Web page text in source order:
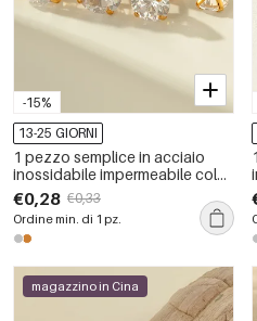
-15%
13-25 GIORNI
1 pezzo semplice in acciaio
inossidabile impermeabile color
oro con zircone piercing
orecchino
€0,28 €0,33
Ordine min. di 1 pz.
magazzino in Cina